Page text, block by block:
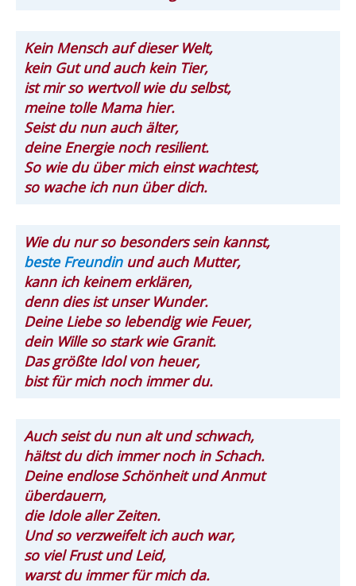
Kein Mensch auf dieser Welt,
kein Gut und auch kein Tier,
ist mir so wertvoll wie du selbst,
meine tolle Mama hier.
Seist du nun auch älter,
deine Energie noch resilient.
So wie du über mich einst wachtest,
so wache ich nun über dich.
Wie du nur so besonders sein kannst,
beste Freundinund auch Mutter,
kann ich keinem erklären,
denn dies ist unser Wunder.
Deine Liebe so lebendig wie Feuer,
dein Wille so stark wie Granit.
Das größte Idol von heuer,
bist für mich noch immer du.
Auch seist du nun alt und schwach,
hältst du dich immer noch in Schach.
Deine endlose Schönheit und Anmut
überdauern,
die Idole aller Zeiten.
Und so verzweifelt ich auch war,
so viel Frust und Leid,
warst du immer für mich da.